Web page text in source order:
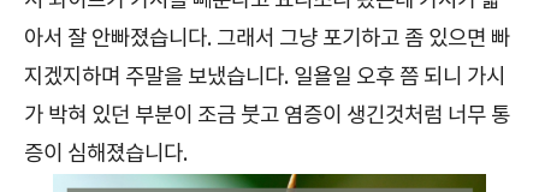
아서 잘 안빠졌습니다. 그래서 그냥 포기하고 좀 있으면 빠
지겠지하며 주말을 보냈습니다. 일욜일 오후 쯤 되니 가시
가 박혀 있던 부분이 조금 붓고 염증이 생긴것처럼 너무 통
증이 심해졌습니다.